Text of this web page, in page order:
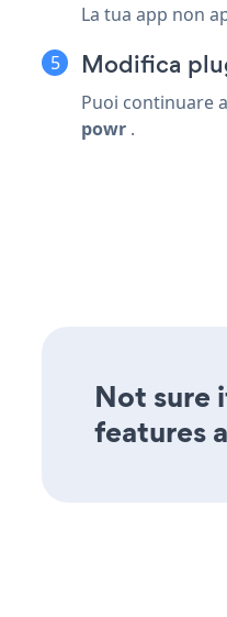
La tua app non
Modifica
Puoi continuare
powr .
Not sure
features